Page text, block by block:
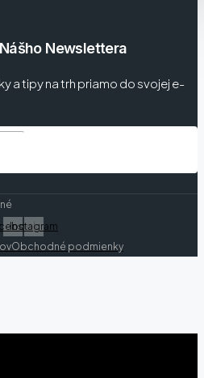
Newslettera
a tipy na trh priamo do svojej e-
Instagram
Obchodné podmienky